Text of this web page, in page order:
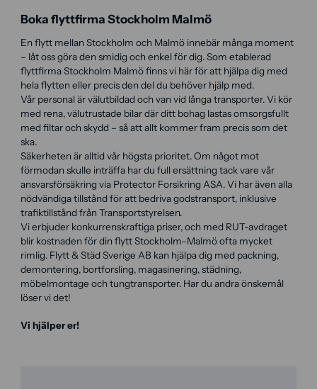
Boka flyttfirma Stockholm Malmö
En flytt mellan Stockholm och Malmö innebär många moment
– låt oss göra den smidig och enkel för dig. Som etablerad
flyttfirma Stockholm Malmö finns vi här för att hjälpa dig med
hela flytten eller precis den del du behöver hjälp med.
Vår personal är välutbildad och van vid långa transporter. Vi kör
med rena, välutrustade bilar där ditt bohag lastas omsorgsfullt
med filtar och skydd – så att allt kommer fram precis som det
ska.
Säkerheten är alltid vår högsta prioritet. Om något mot
förmodan skulle inträffa har du full ersättning tack vare vår
ansvarsförsäkring via Protector Forsikring ASA. Vi har även alla
nödvändiga tillstånd för att bedriva godstransport, inklusive
trafiktillstånd från Transportstyrelsen.
Vi erbjuder konkurrenskraftiga priser, och med RUT-avdraget
blir kostnaden för din flytt Stockholm–Malmö ofta mycket
rimlig. Flytt & Städ Sverige AB kan hjälpa dig med packning,
demontering, bortforsling, magasinering, städning,
möbelmontage och tungtransporter. Har du andra önskemål
löser vi det!
Vi hjälper er!